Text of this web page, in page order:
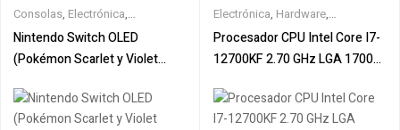
Consolas, Electrónica,
Informatica,Nintendo
Nintendo Switch OLED
(Pokémon Scarlet y Violet
Electrónica, Hardware,
Procesador Intel
Procesador CPU Intel Core I7-
12700KF 2.70 GHz LGA 1700